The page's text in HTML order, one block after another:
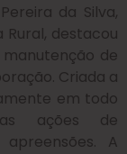
da Silva,
destacou
de
Criada a
em todo
ações de
A